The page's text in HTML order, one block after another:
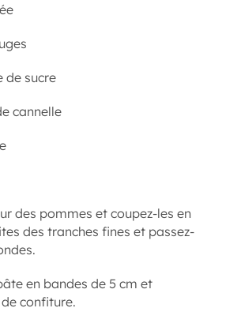
de sucre
cannelle
des pommes et coupez-les en
des tranches fines et passez-
en bandes de 5 cm et
confiture.